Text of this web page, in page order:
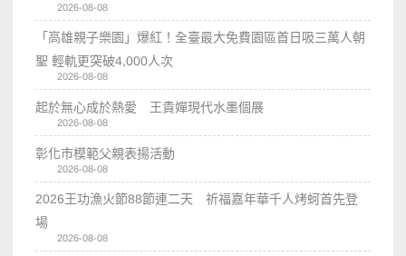
2026-08-08
「高雄親子樂園」爆紅！全臺最大免費園區首日吸三萬人朝
聖 輕軌更突破4,000人次
2026-08-08
起於無心成於熱愛 王貴嬋現代水墨個展
2026-08-08
彰化市模範父親表揚活動
2026-08-08
2026王功漁火節88節連二天 祈福嘉年華千人烤蚵首先登
場
2026-08-08